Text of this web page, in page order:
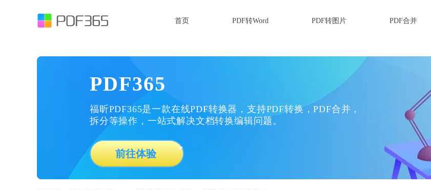
首页 PDF转Word PDF转图片 PDF合并
PDF365
福昕PDF365是一款在线PDF转换器，支持PDF转换，PDF合并，
拆分等操作，一站式解决文档转换编辑问题。
前往体验